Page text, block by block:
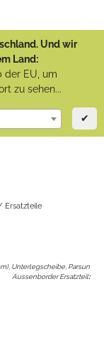
Und wir
Land:
der EU, um
zu sehen...
✔
Ersatzteile
Unterlegscheibe, Parsun
Aussenborder Ersatzteil: